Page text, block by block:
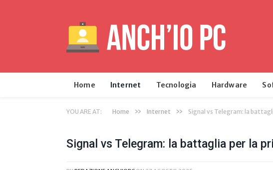
Home Internet Tecnologia Hardware
YOU ARE AT: Home » Internet » Signal vs Telegram: la
Signal vs Telegram: la battaglia per la